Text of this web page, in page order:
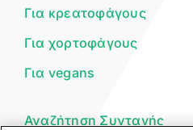
Για κρεατοφάγους
Για χορτοφάγους
Για vegans
Αναζήτηση Συνταγής